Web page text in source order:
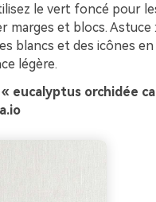
le vert foncé pour
marges et blocs. Astuce
blancs et des icônes
légère.
« eucalyptus orchidée